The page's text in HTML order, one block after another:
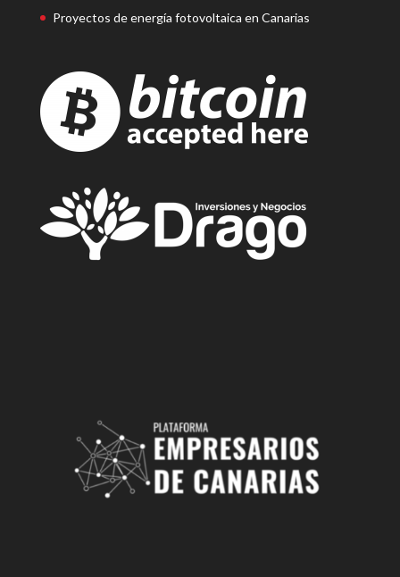
Proyectos de energía fotovoltaica en Canarias